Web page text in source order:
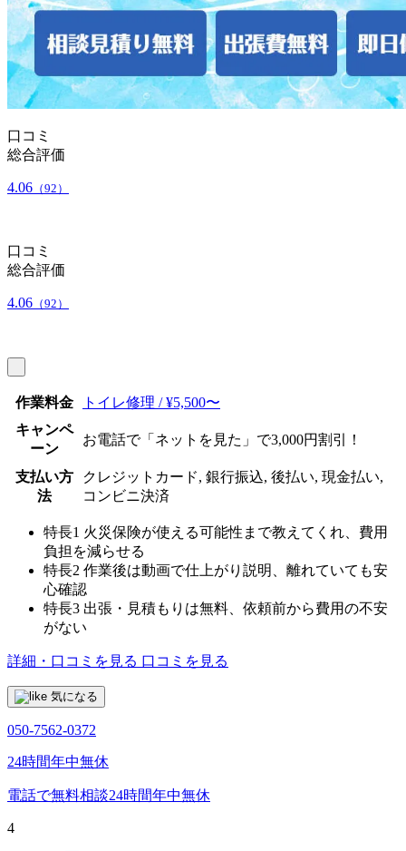
口コミ
総合評価
4.06 （92）
口コミ
総合評価
4.06 （92）
作業料金
トイレ修理 / ¥5,500〜
キャンペ
ーン
お電話で「ネットを見た」で3,000円割引！
支払い方
法
クレジットカード, 銀行振込, 後払い, 現金払い,
コンビニ決済
特長1 火災保険が使える可能性まで教えてくれ、費用
負担を減らせる
特長2 作業後は動画で仕上がり説明、離れていても安
心確認
特長3 出張・見積もりは無料、依頼前から費用の不安
がない
詳細・口コミを見る 口コミを見る
気になる
050-7562-0372
24時間年中無休
電話で無料相談24時間年中無休
4